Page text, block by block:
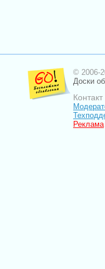
© 2006-
Доски
Реклама